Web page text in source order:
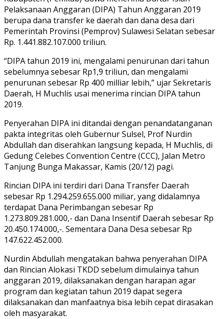
Pelaksanaan Anggaran (DIPA) Tahun Anggaran 2019
berupa dana transfer ke daerah dan dana desa dari
Pemerintah Provinsi (Pemprov) Sulawesi Selatan sebesar
Rp. 1.441.882.107.000 triliun.
“DIPA tahun 2019 ini, mengalami penurunan dari tahun
sebelumnya sebesar Rp1,9 triliun, dan mengalami
penurunan sebesar Rp 400 milliar lebih,” ujar Sekretaris
Daerah, H Muchlis usai menerima rincian DIPA tahun
2019.
Penyerahan DIPA ini ditandai dengan penandatanganan
pakta integritas oleh Gubernur Sulsel, Prof Nurdin
Abdullah dan diserahkan langsung kepada, H Muchlis, di
Gedung Celebes Convention Centre (CCC), Jalan Metro
Tanjung Bunga Makassar, Kamis (20/12) pagi.
Rincian DIPA ini terdiri dari Dana Transfer Daerah
sebesar Rp 1.294.259.655.000 miliar, yang didalamnya
terdapat Dana Perimbangan sebesar Rp
1.273.809.281.000,- dan Dana Insentif Daerah sebesar Rp
20.450.174.000,-. Sementara Dana Desa sebesar Rp
147.622.452.000.
Nurdin Abdullah mengatakan bahwa penyerahan DIPA
dan Rincian Alokasi TKDD sebelum dimulainya tahun
anggaran 2019, dilaksanakan dengan harapan agar
program dan kegiatan tahun 2019 dapat segera
dilaksanakan dan manfaatnya bisa lebih cepat dirasakan
oleh masyarakat.